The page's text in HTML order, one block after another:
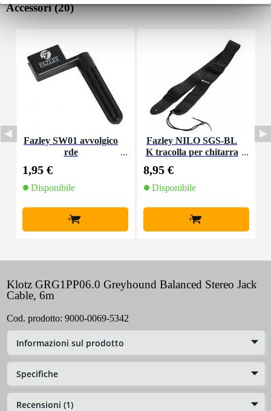
Accessori (20)
Fazley SW01 avvolgico
rde
1,95 €
Disponibile
+
Fazley NILO SGS-BL
K tracolla per chitarra
8,95 €
Disponibile
+
Klotz GRG1PP06.0 Greyhound Balanced Stereo Jack
Cable, 6m
Cod. prodotto: 9000-0069-5342
Informazioni sul prodotto
Specifiche
Recensioni (1)